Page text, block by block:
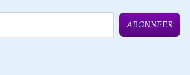
ABONNEER